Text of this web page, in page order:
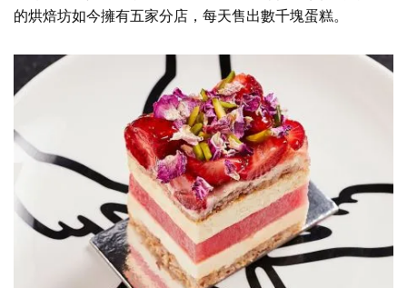
的烘焙坊如今擁有五家分店，每天售出數千塊蛋糕。